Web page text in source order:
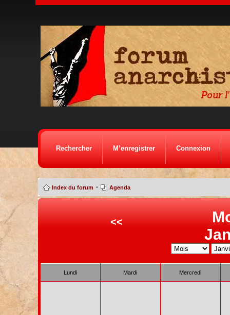
Rechercher M’enregistrer Connexion
Index du forum • Agenda
<<
Lundi Mardi Mercredi